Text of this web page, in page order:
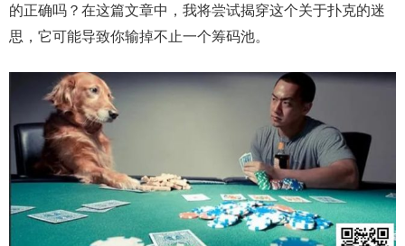
的正确吗？在这篇文章中，我将尝试揭穿这个关于扑克的迷
思，它可能导致你输掉不止一个筹码池。